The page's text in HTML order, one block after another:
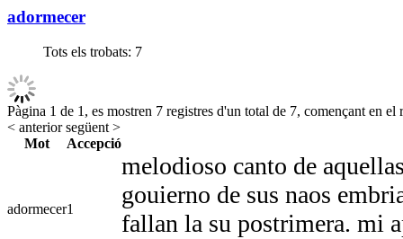
adormecer
Tots els trobats: 7
Pàgina 1 de 1, es mostren 7 registres d'un total de 7, començant en el
< anteriorsegüent >
Mot
Accepció
adormecer1
melodioso canto de
gouierno de sus naos
fallan la su postrimera. mi